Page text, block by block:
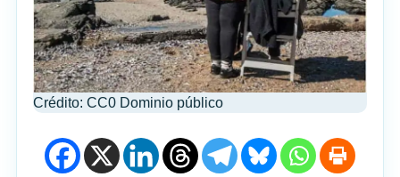
Crédito: CC0 Dominio público